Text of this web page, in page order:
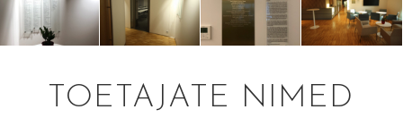
TOETAJATE NIMED